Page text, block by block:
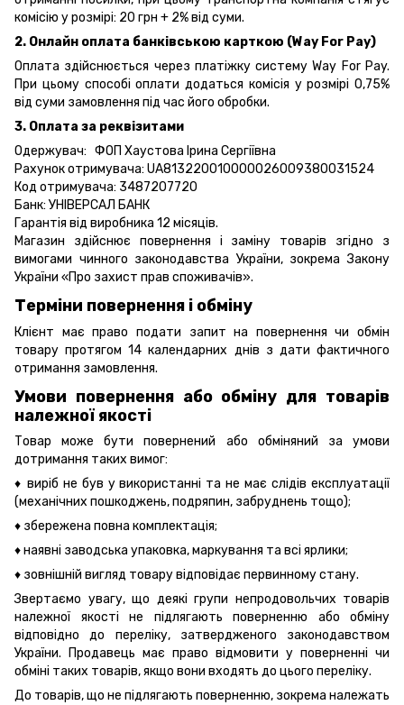
комісію у розмірі: 20 грн + 2% від суми.
2. Онлайн оплата банківською карткою (Way For Pay)
Оплата здійснюється через платіжку систему Way For Pay.
При цьому способі оплати додаться комісія у розмірі 0,75%
від суми замовлення під час його обробки.
3. Оплата за реквізитами
Одержувач: ФОП Хаустова Ірина Сергіївна
Рахунок отримувача: UA813220010000026009380031524
Код отримувача: 3487207720
Банк: УНІВЕРСАЛ БАНК
Гарантія від виробника 12 місяців.
Магазин здійснює повернення і заміну товарів згідно з
вимогами чинного законодавства України, зокремаЗакону
України «Про захист прав споживачів».
Терміни повернення і обміну
Клієнт має право подати запит на повернення чи обмін
товару протягом 14 календарних днів з дати фактичного
отримання замовлення.
Умови повернення або обміну для товарів
належної якості
Товар може бути повернений або обміняний за умови
дотримання таких вимог:
♦ виріб не був у використанні та не має слідів експлуатації
(механічних пошкоджень, подряпин, забруднень тощо);
♦ збережена повна комплектація;
♦ наявні заводська упаковка, маркування та всі ярлики;
♦ зовнішній вигляд товару відповідає первинному стану.
Звертаємо увагу, що деякі групи непродовольчих товарів
належної якості не підлягають поверненню або обміну
відповідно до переліку, затвердженого законодавством
України. Продавець має право відмовити у поверненні чи
обміні таких товарів, якщо вони входять до цього переліку.
До товарів, що не підлягають поверненню, зокрема належать